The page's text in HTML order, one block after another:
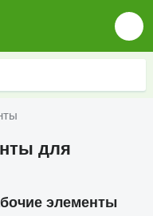
для
элементы